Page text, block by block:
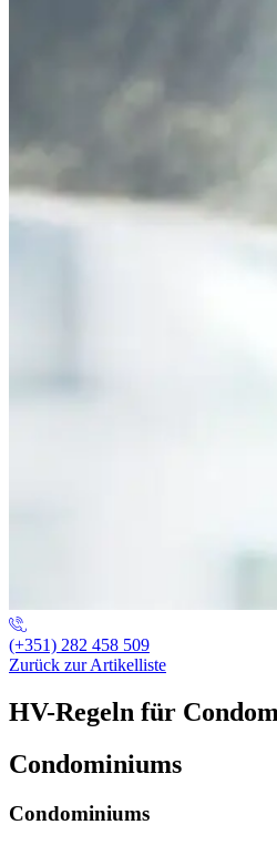
(+351) 282 458 509
Zurück zur Artikelliste
HV-Regeln für
Condominiums
Condominiums